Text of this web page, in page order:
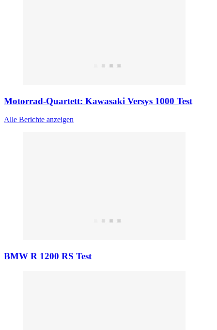
Motorrad-Quartett: Kawasaki Versys 1000 Test
Alle Berichte anzeigen
BMW R 1200 RS Test